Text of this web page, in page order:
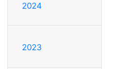
2024
2023